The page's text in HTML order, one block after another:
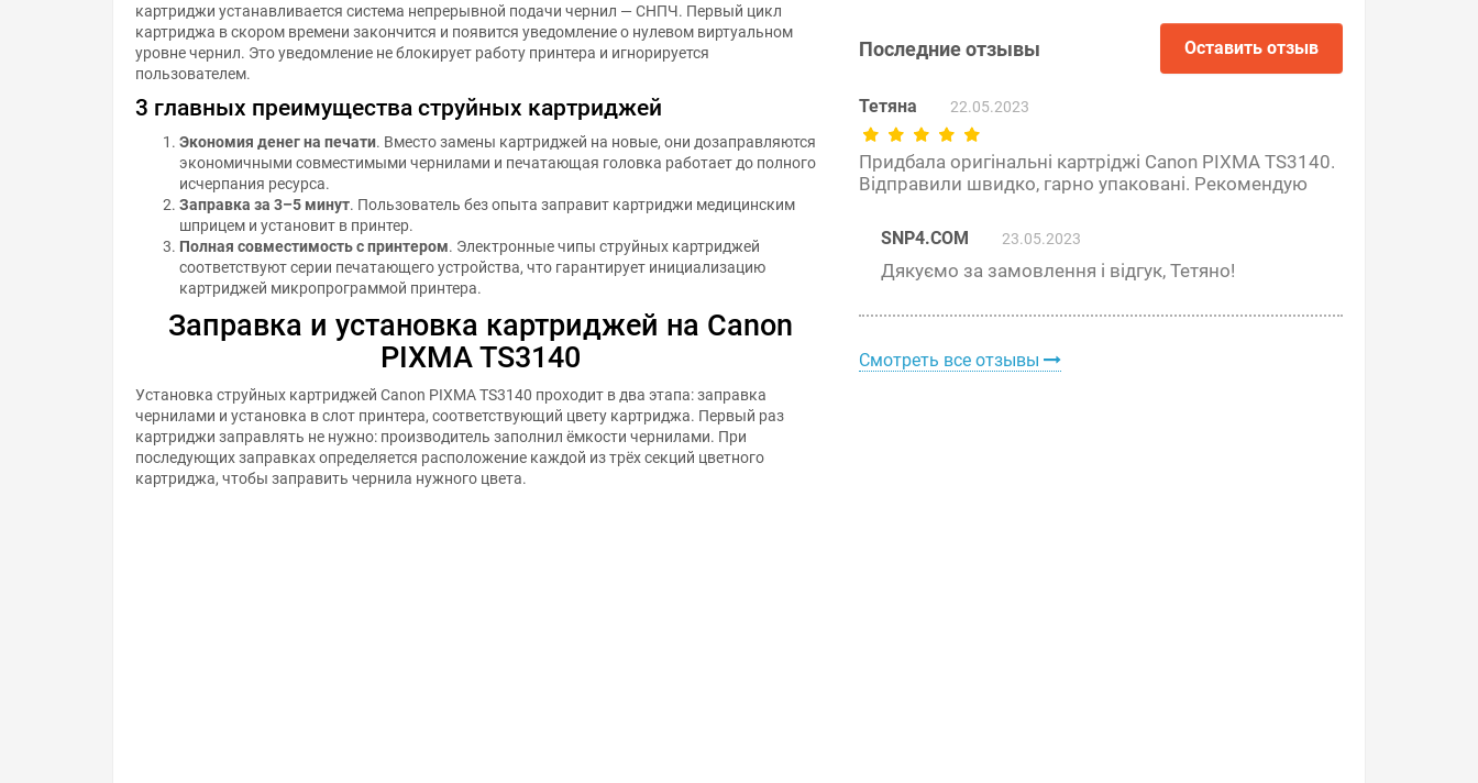
картриджи устанавливается система непрерывной подачи чернил — СНПЧ. Первый цикл
картриджа в скором времени закончится и появится уведомление о нулевом виртуальном
уровне чернил. Это уведомление не блокирует работу принтера и игнорируется
пользователем.
3 главных преимущества струйных картриджей
Экономия денег на печати. Вместо замены картриджей на новые, они дозаправляются
экономичными совместимыми чернилами и печатающая головка работает до полного
исчерпания ресурса.
Заправка за 3–5 минут. Пользователь без опыта заправит картриджи медицинским
шприцем и установит в принтер.
Полная совместимость с принтером. Электронные чипы струйных картриджей
соответствуют серии печатающего устройства, что гарантирует инициализацию
картриджей микропрограммой принтера.
Заправка и установка картриджей на Canon
PIXMA TS3140
Установка струйных картриджей Canon PIXMA TS3140 проходит в два этапа: заправка
чернилами и установка в слот принтера, соответствующий цвету картриджа. Первый раз
картриджи заправлять не нужно: производитель заполнил ёмкости чернилами. При
последующих заправках определяется расположение каждой из трёх секций цветного
картриджа, чтобы заправить чернила нужного цвета.
Последние отзывы Оставить отзыв
Тетяна 22.05.2023
Придбала оригінальні картріджі Canon PIXMA TS3140.
Відправили швидко, гарно упаковані. Рекомендую
SNP4.COM 23.05.2023
Дякуємо за замовлення і відгук, Тетяно!
Смотреть все отзывы